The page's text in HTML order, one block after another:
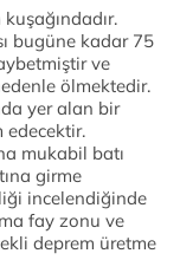
bugüne kadar 75
ve
ölmektedir.
yer alan bir
edecektir.
mukabil batı
girme
incelendiğinde
fay zonu ve
deprem üretme